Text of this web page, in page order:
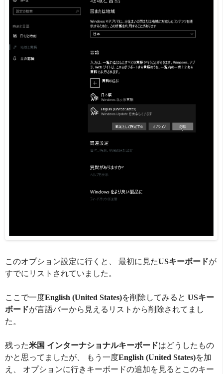
このオプション設定に行くと、 最初に見たUSキーボードが
すでにリストされていました。
ここで一度English (United States)を削除してみると USキー
ボードが言語バーから見えるリストから削除されてまし
た。
残った米国 インターナショナルキーボードはどうしたもの
かと思ってましたが、 もう一度English (United States)を加
え、 オプションに行きキーボードの追加を見るとこのキー